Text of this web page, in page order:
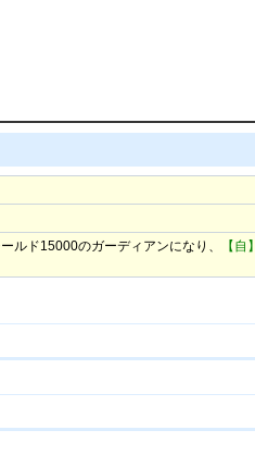
ルド15000のガーディアンになり、 【自】